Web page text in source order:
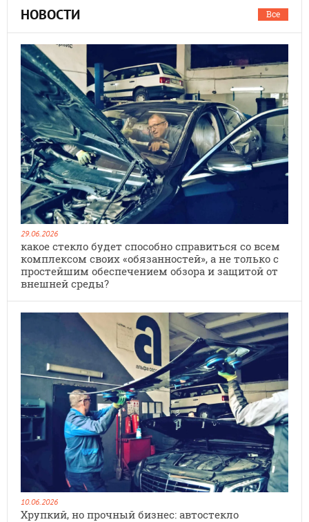
НОВОСТИ Все
29.06.2026
какое стекло будет способно справиться со всем
комплексом своих «обязанностей», а не только с
простейшим обеспечением обзора и защитой от
внешней среды?
10.06.2026
Хрупкий, но прочный бизнес: автостекло